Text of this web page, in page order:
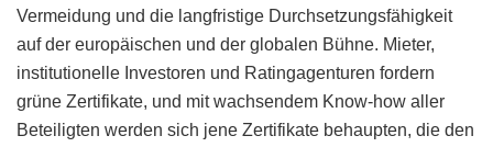
Vermeidung und die langfristige Durchsetzungsfähigkeit
auf der europäischen und der globalen Bühne. Mieter,
institutionelle Investoren und Ratingagenturen fordern
grüne Zertifikate, und mit wachsendem Know-how aller
Beteiligten werden sich jene Zertifikate behaupten, die den